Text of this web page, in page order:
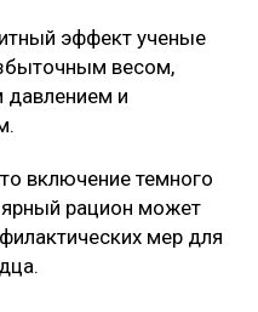
эффект ученые
весом,
и
включение темного
рацион может
мер для